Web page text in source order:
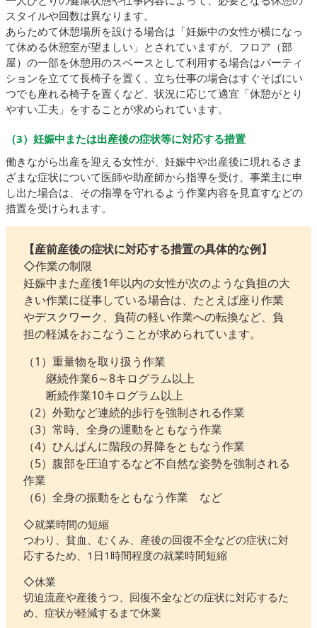
スタイルや回数は異なります。
あらためて休憩場所を設ける場合は「妊娠中の女性が横になっ
て休める休憩室が望ましい」とされていますが、フロア（部
屋）の一部を休憩用のスペースとして利用する場合はパーティ
ションを立てて長椅子を置く、立ち仕事の場合はすぐそばにい
つでも座れる椅子を置くなど、状況に応じて適宜「休憩がとり
やすい工夫」をすることが求められています。
（3）妊娠中または出産後の症状等に対応する措置
働きながら出産を迎える女性が、妊娠中や出産後に現れるさま
ざまな症状について医師や助産師から指導を受け、事業主に申
し出た場合は、その指導を守れるよう作業内容を見直すなどの
措置を受けられます。
【産前産後の症状に対応する措置の具体的な例】
◇作業の制限
妊娠中また産後1年以内の女性が次のような負担の大
きい作業に従事している場合は、たとえば座り作業
やデスクワーク、負荷の軽い作業への転換など、負
担の軽減をおこなうことが求められています。
（1）重量物を取り扱う作業
継続作業6～8キログラム以上
断続作業10キログラム以上
（2）外勤など連続的歩行を強制される作業
（3）常時、全身の運動をともなう作業
（4）ひんぱんに階段の昇降をともなう作業
（5）腹部を圧迫するなど不自然な姿勢を強制される
作業
（6）全身の振動をともなう作業 など
◇就業時間の短縮
つわり、貧血、むくみ、産後の回復不全などの症状に対
応するため、1日1時間程度の就業時間短縮
◇休業
切迫流産や産後うつ、回復不全などの症状に対応するた
め、症状が軽減するまで休業